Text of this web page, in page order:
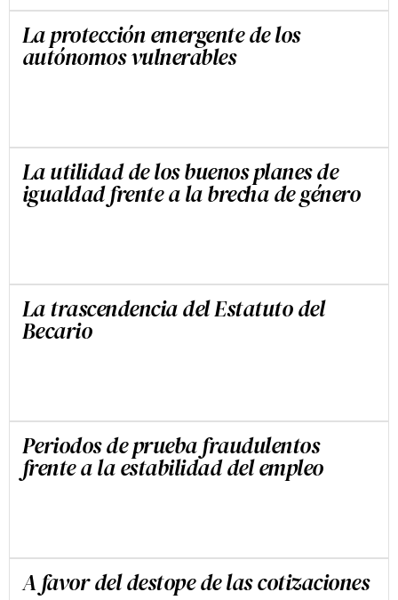
La protección emergente de los
autónomos vulnerables
La utilidad de los buenos planes de
igualdad frente a la brecha de género
La trascendencia del Estatuto del
Becario
Periodos de prueba fraudulentos
frente a la estabilidad del empleo
A favor del destope de las cotizaciones